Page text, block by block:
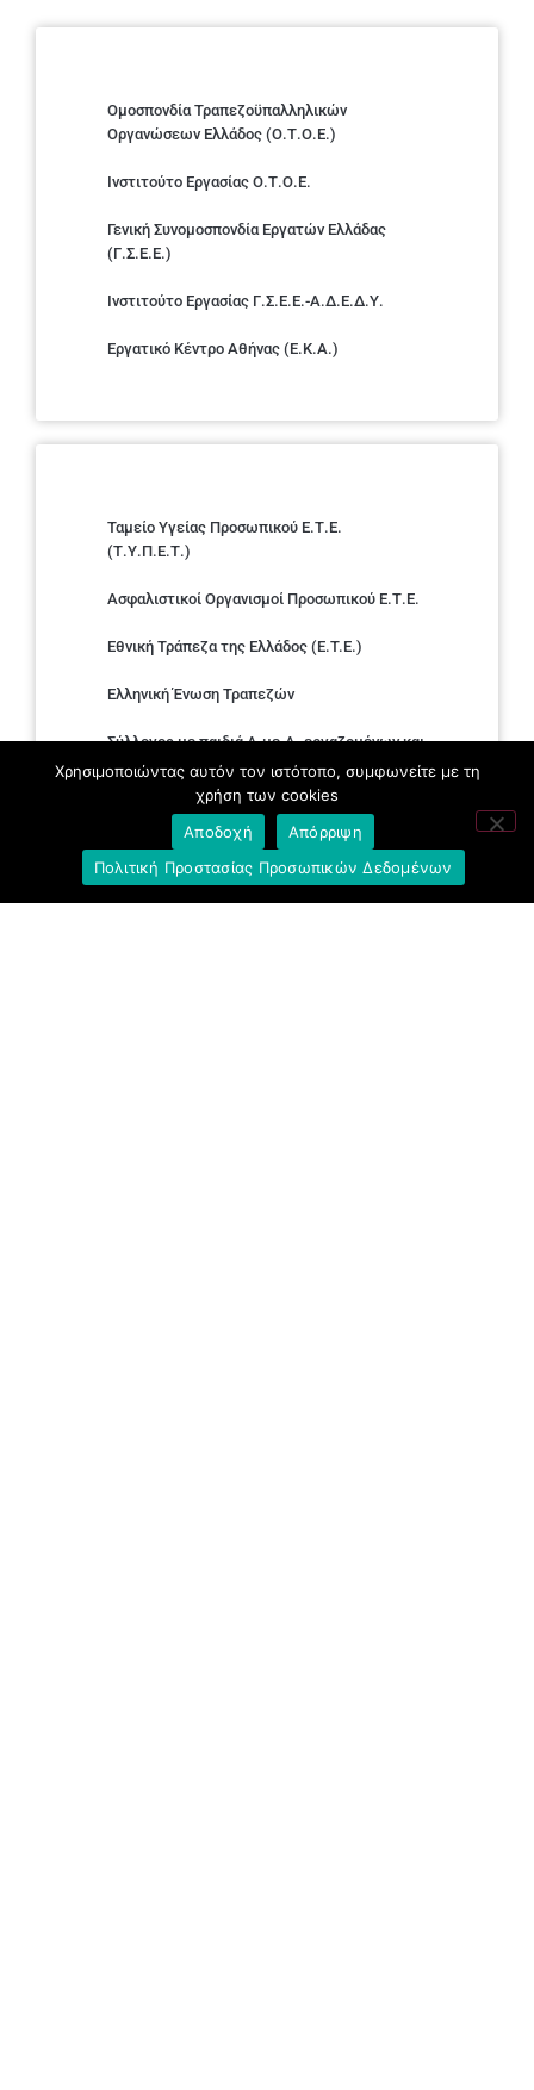
Ομοσπονδία Τραπεζοϋπαλληλικών
Οργανώσεων Ελλάδος (Ο.Τ.Ο.Ε.)
Ινστιτούτο Εργασίας Ο.Τ.Ο.Ε.
Γενική Συνομοσπονδία Εργατών Ελλάδας
(Γ.Σ.Ε.Ε.)
Ινστιτούτο Εργασίας Γ.Σ.Ε.Ε.-Α.Δ.Ε.Δ.Υ.
Εργατικό Κέντρο Αθήνας (Ε.Κ.Α.)
Ταμείο Υγείας Προσωπικού Ε.Τ.Ε.
(Τ.Υ.Π.Ε.Τ.)
Ασφαλιστικοί Οργανισμοί Προσωπικού Ε.Τ.Ε.
Εθνική Τράπεζα της Ελλάδος (E.T.E.)
Ελληνική Ένωση Τραπεζών
Σύλλογος με παιδιά Α.με.Α. εργαζομένων και
συνταξιούχων Ε.Τ.Ε.
Υπουργείο Εργασίας και Κοινωνικών
Υποθέσεων
Χρησιμοποιώντας αυτόν τον ιστότοπο, συμφωνείτε με τη
χρήση των cookies
Αποδοχή
Απόρριψη
Πολιτική Προστασίας Προσωπικών Δεδομένων